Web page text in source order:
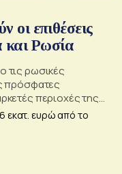
οι επιθέσεις
Ρωσία
τις ρωσικές
πρόσφατες
περιοχές της
μεταξύ αμάχων και